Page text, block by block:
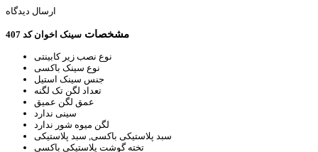
ارسال دیدگاه
مشخصات سینک اخوان کد 407
نوع نصب زیر کابینتی
نوع سینک باکسی
جنس سینک استیل
تعداد لگن تک لگنه
عمق لگن عمیق
سینی ندارد
لگن میوه شور ندارد
سبد پلاستیکی باکسی, سبد پلاستیکی
تخته گوشت پلاستیکی باکسی